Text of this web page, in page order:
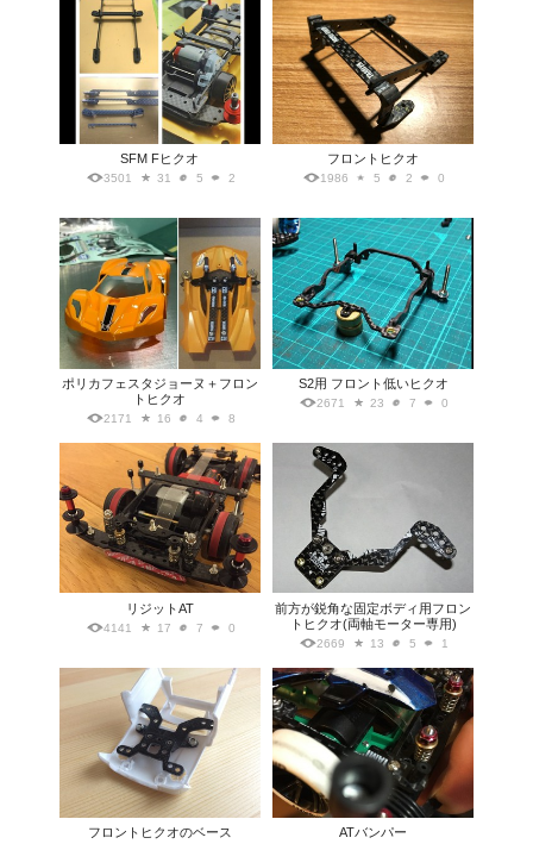
SFM Fヒクオ
3501 31 5 2
フロントヒクオ
1986 5 2 0
ポリカフェスタジョーヌ＋フロン
トヒクオ
2171 16 4 8
S2用 フロント低いヒクオ
2671 23 7 0
リジットAT
4141 17 7 0
前方が鋭角な固定ボディ用フロン
トヒクオ(両軸モーター専用)
2669 13 5 1
フロントヒクオのベース ATバンパー